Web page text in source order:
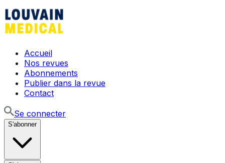
Accueil
Nos revues
Abonnements
Publier dans la revue
Contact
Se connecter
S'abonner